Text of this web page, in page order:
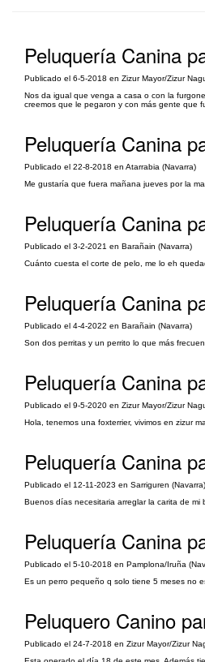
Peluquería Canina
Publicado el 6-5-2018 en Zizur Mayor/Zizur
Nos da igual que venga a casa o con la
creemos que le pegaron y con más gente que
Peluquería Canina
Publicado el 22-8-2018 en Atarrabia (Navarra)
Me gustaría que fuera mañana jueves por la
Peluquería Canina
Publicado el 3-2-2021 en Barañain (Navarra)
Cuánto cuesta el corte de pelo, me lo eh
Peluquería Canina
Publicado el 4-4-2022 en Barañain (Navarra)
Son dos perritas y un perrito lo que más
Peluquería Canina
Publicado el 9-5-2020 en Zizur Mayor/Zizur
Hola, tenemos una foxterrier, vivimos en zizur
Peluquería Canina
Publicado el 12-11-2023 en Sarriguren (Navarra)
Buenos días necesitaria arreglar la carita de mi
Peluquería Canina
Publicado el 5-10-2018 en Pamplona/Iruña
Es un perro pequeño q solo tiene 5 meses no
Peluquero Canino
Publicado el 24-7-2018 en Zizur Mayor/Zizur